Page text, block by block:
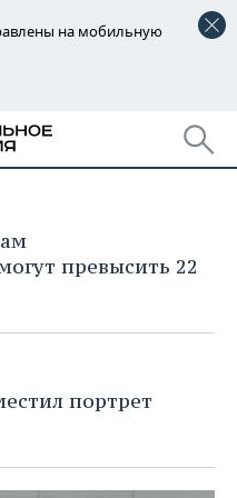
на мобильную
превысить 22
портрет